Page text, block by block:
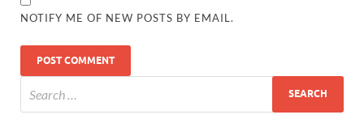
NOTIFY ME OF NEW POSTS BY EMAIL.